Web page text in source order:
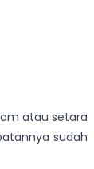
atau setara
sudah